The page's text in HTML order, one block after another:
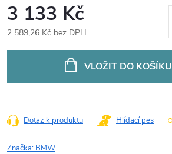
3 133 Kč
2 589,26 Kč bez DPH
VLOŽIT DO KOŠÍKU
Dotaz k produktu Hlídací pes
Značka: BMW